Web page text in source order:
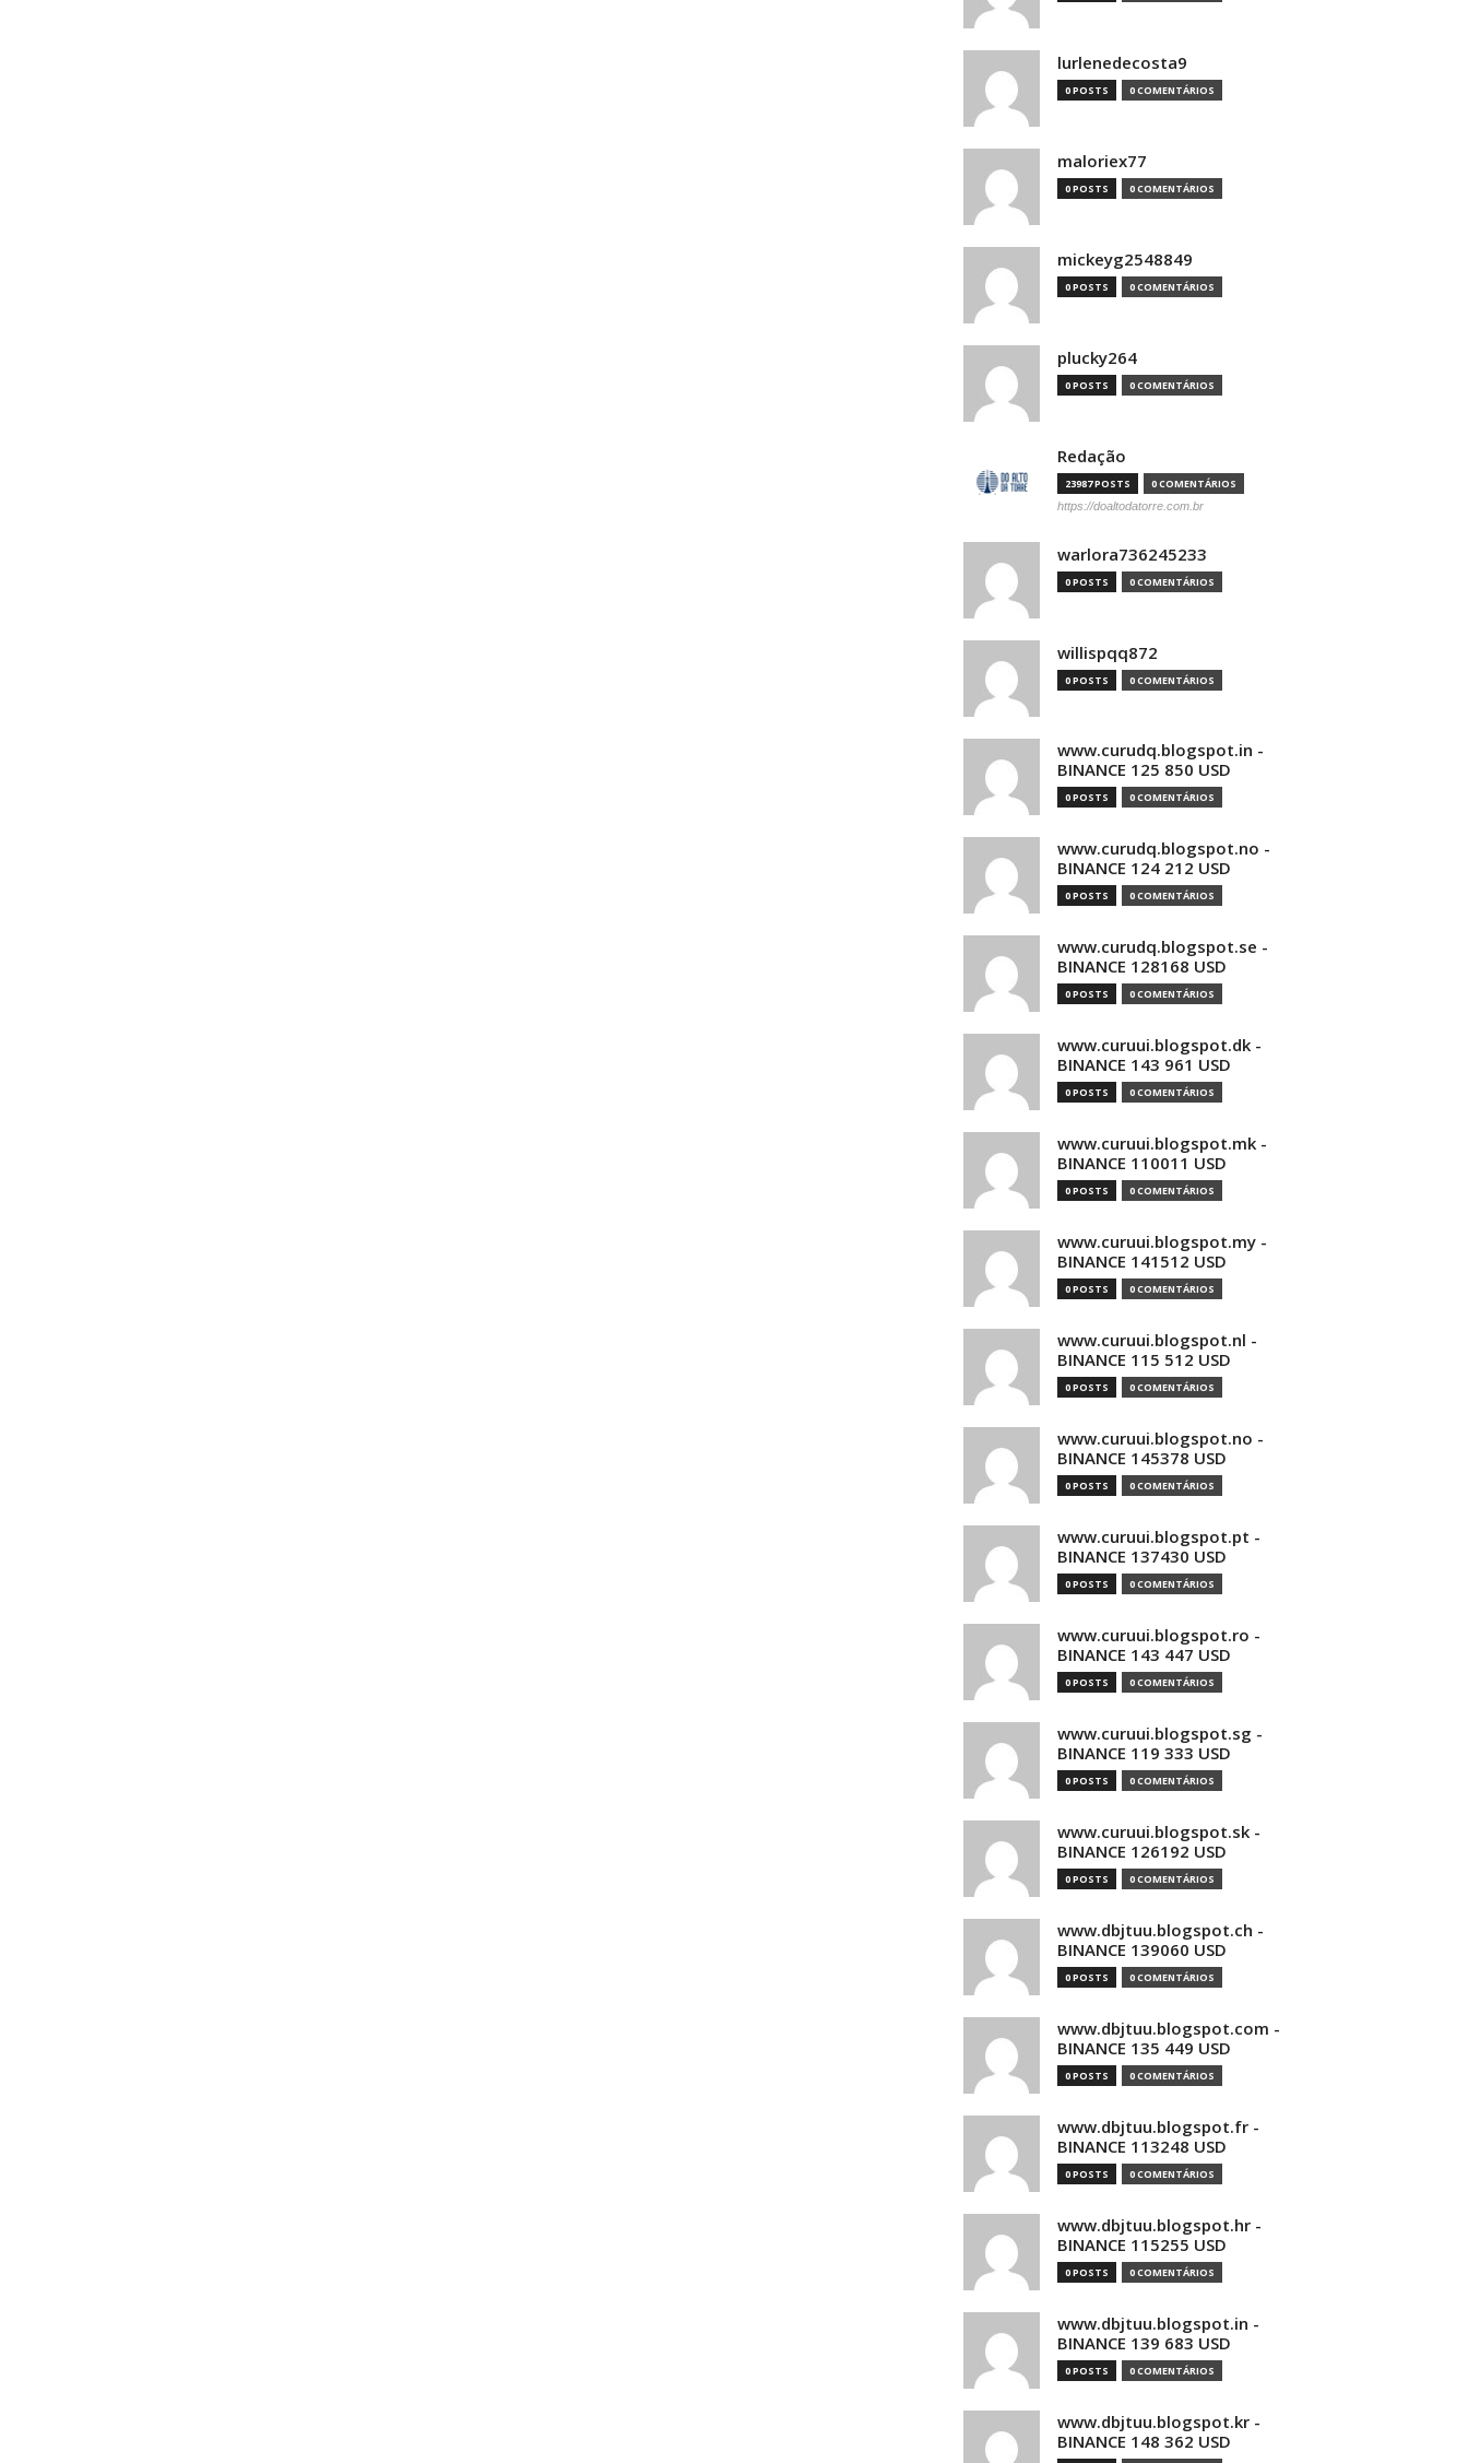
lurlenedecosta9
0 POSTS 0 COMENTÁRIOS
maloriex77
0 POSTS 0 COMENTÁRIOS
mickeyg2548849
0 POSTS 0 COMENTÁRIOS
plucky264
0 POSTS 0 COMENTÁRIOS
Redação
23987 POSTS 0 COMENTÁRIOS
https://doaltodatorre.com.br
warlora736245233
0 POSTS 0 COMENTÁRIOS
willispqq872
0 POSTS 0 COMENTÁRIOS
www.curudq.blogspot.in -
BINANCE 125 850 USD
0 POSTS 0 COMENTÁRIOS
www.curudq.blogspot.no -
BINANCE 124 212 USD
0 POSTS 0 COMENTÁRIOS
www.curudq.blogspot.se -
BINANCE 128168 USD
0 POSTS 0 COMENTÁRIOS
www.curuui.blogspot.dk -
BINANCE 143 961 USD
0 POSTS 0 COMENTÁRIOS
www.curuui.blogspot.mk -
BINANCE 110011 USD
0 POSTS 0 COMENTÁRIOS
www.curuui.blogspot.my -
BINANCE 141512 USD
0 POSTS 0 COMENTÁRIOS
www.curuui.blogspot.nl -
BINANCE 115 512 USD
0 POSTS 0 COMENTÁRIOS
www.curuui.blogspot.no -
BINANCE 145378 USD
0 POSTS 0 COMENTÁRIOS
www.curuui.blogspot.pt -
BINANCE 137430 USD
0 POSTS 0 COMENTÁRIOS
www.curuui.blogspot.ro -
BINANCE 143 447 USD
0 POSTS 0 COMENTÁRIOS
www.curuui.blogspot.sg -
BINANCE 119 333 USD
0 POSTS 0 COMENTÁRIOS
www.curuui.blogspot.sk -
BINANCE 126192 USD
0 POSTS 0 COMENTÁRIOS
www.dbjtuu.blogspot.ch -
BINANCE 139060 USD
0 POSTS 0 COMENTÁRIOS
www.dbjtuu.blogspot.com -
BINANCE 135 449 USD
0 POSTS 0 COMENTÁRIOS
www.dbjtuu.blogspot.fr -
BINANCE 113248 USD
0 POSTS 0 COMENTÁRIOS
www.dbjtuu.blogspot.hr -
BINANCE 115255 USD
0 POSTS 0 COMENTÁRIOS
www.dbjtuu.blogspot.in -
BINANCE 139 683 USD
0 POSTS 0 COMENTÁRIOS
www.dbjtuu.blogspot.kr -
BINANCE 148 362 USD